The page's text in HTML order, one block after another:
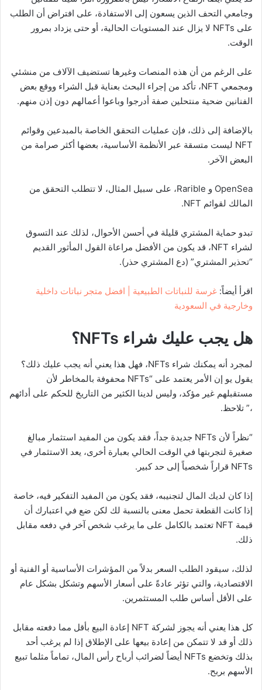
وجامعي التحف الذين يسعون إلى الاستفادة، على افتراض أن الطلب
على NFTs لا يزال عند المستويات الحالية، أو حتى يزداد بمرور
الوقت.
على الرغم من أن هذه المنصات وغيرها تستضيف الآلاف من منشئي
ومجمعي NFT، تأكد من إجراء البحث بعناية قبل الشراء ووقع بعض
الفنانين ضحية منتحلين صفة أدرجوا وباعوا أعمالهم دون إذن منهم.
بالإضافة إلى ذلك، فإن عمليات التحقق الخاصة بالمبدعين وقوائم
NFT ليست متسقة عبر الأنظمة الأساسية، بعضها أكثر صرامة من
البعض الآخر.
OpenSea و Rarible، على سبيل المثال، لا تتطلب التحقق من
المالك لقوائم NFT.
تبدو حماية المشتري قليلة في أحسن الأحوال، لذلك عند التسوق
لشراء NFT، قد يكون من الأفضل مراعاة القول المأثور القديم
“تحذير المشتري” (دع المشتري حذر).
اقرأ أيضاً: غرسة للنباتات الطبيعية | افضل متجر نباتات داخلية
وخارجية في السعودية
هل يجب عليك شراء NFTs؟
لمجرد أنه يمكنك شراء NFTs، فهل هذا يعني أنه يجب عليك ذلك؟
يقول يو إن الأمر يعتمد على “NFTs محفوفة بالمخاطر لأن
مستقبلهم غير مؤكد، وليس لدينا الكثير من التاريخ للحكم على أدائهم
،” تلاحظ.
“نظراً لأن NFTs جديدة جداً، فقد يكون من المفيد استثمار مبالغ
صغيرة لتجربتها في الوقت الحالي بعبارة أخرى، يعد الاستثمار في
NFTs قراراً شخصياً إلى حد كبير.
إذا كان لديك المال لتجنيبه، فقد يكون من المفيد التفكير فيه، خاصة
إذا كانت القطعة تحمل معنى بالنسبة لك لكن ضع في اعتبارك أن
قيمة NFT تعتمد بالكامل على ما يرغب شخص آخر في دفعه مقابل
ذلك.
لذلك، سيقود الطلب السعر بدلاً من المؤشرات الأساسية أو الفنية أو
الاقتصادية، والتي تؤثر عادةً على أسعار الأسهم وتشكل بشكل عام
على الأقل أساس طلب المستثمرين.
كل هذا يعني أنه يجوز لشركة NFT إعادة البيع بأقل مما دفعته مقابل
ذلك أو قد لا تتمكن من إعادة بيعها على الإطلاق إذا لم يرغب أحد
بذلك وتخضع NFTs أيضاً لضرائب أرباح رأس المال، تماماً مثلما تبيع
الأسهم بربح.